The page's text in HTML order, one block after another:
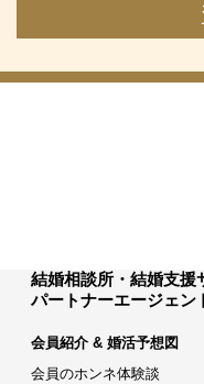
結婚相談所・結婚支援
パートナーエージェン
会員紹介 & 婚活予想図
会員のホンネ体験談